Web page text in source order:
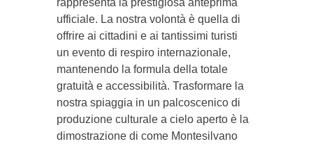
rappresenta la prestigiosa anteprima
ufficiale. La nostra volontà è quella di
offrire ai cittadini e ai tantissimi turisti
un evento di respiro internazionale,
mantenendo la formula della totale
gratuità e accessibilità. Trasformare la
nostra spiaggia in un palcoscenico di
produzione culturale a cielo aperto è la
dimostrazione di come Montesilvano